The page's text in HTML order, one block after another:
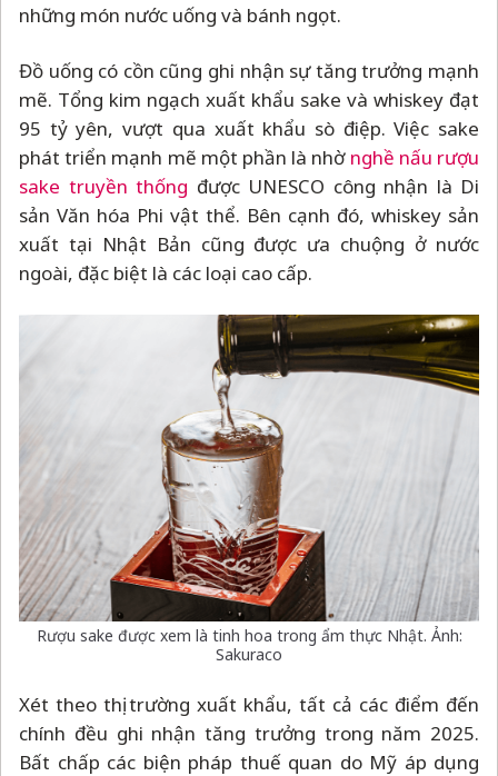
những món nước uống và bánh ngọt.
Đồ uống có cồn cũng ghi nhận sự tăng trưởng mạnh
mẽ. Tổng kim ngạch xuất khẩu sake và whiskey đạt
95 tỷ yên, vượt qua xuất khẩu sò điệp. Việc sake
phát triển mạnh mẽ một phần là nhờ nghề nấu rượu
sake truyền thống được UNESCO công nhận là Di
sản Văn hóa Phi vật thể. Bên cạnh đó, whiskey sản
xuất tại Nhật Bản cũng được ưa chuộng ở nước
ngoài, đặc biệt là các loại cao cấp.
Rượu sake được xem là tinh hoa trong ẩm thực Nhật. Ảnh:
Sakuraco
Xét theo thị trường xuất khẩu, tất cả các điểm đến
chính đều ghi nhận tăng trưởng trong năm 2025.
Bất chấp các biện pháp thuế quan do Mỹ áp dụng